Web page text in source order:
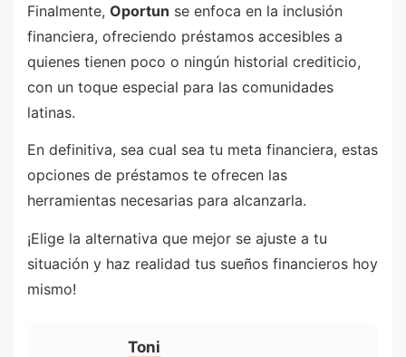
Finalmente, Oportun se enfoca en la inclusión
financiera, ofreciendo préstamos accesibles a
quienes tienen poco o ningún historial crediticio,
con un toque especial para las comunidades
latinas.
En definitiva, sea cual sea tu meta financiera, estas
opciones de préstamos te ofrecen las
herramientas necesarias para alcanzarla.
¡Elige la alternativa que mejor se ajuste a tu
situación y haz realidad tus sueños financieros hoy
mismo!
Toni